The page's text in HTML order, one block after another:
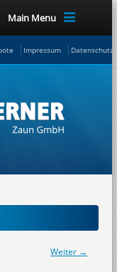
Main Menu
Impressum
Weiter →